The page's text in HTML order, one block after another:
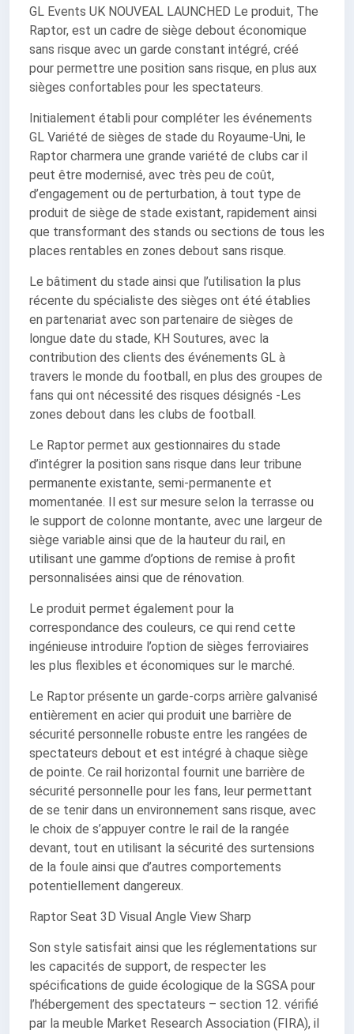
GL Events UK NOUVEAL LAUNCHED Le produit, The
Raptor, est un cadre de siège debout économique
sans risque avec un garde constant intégré, créé
pour permettre une position sans risque, en plus aux
sièges confortables pour les spectateurs.
Initialement établi pour compléter les événements
GL Variété de sièges de stade du Royaume-Uni, le
Raptor charmera une grande variété de clubs car il
peut être modernisé, avec très peu de coût,
d’engagement ou de perturbation, à tout type de
produit de siège de stade existant, rapidement ainsi
que transformant des stands ou sections de tous les
places rentables en zones debout sans risque.
Le bâtiment du stade ainsi que l’utilisation la plus
récente du spécialiste des sièges ont été établies
en partenariat avec son partenaire de sièges de
longue date du stade, KH Soutures, avec la
contribution des clients des événements GL à
travers le monde du football, en plus des groupes de
fans qui ont nécessité des risques désignés -Les
zones debout dans les clubs de football.
Le Raptor permet aux gestionnaires du stade
d’intégrer la position sans risque dans leur tribune
permanente existante, semi-permanente et
momentanée. Il est sur mesure selon la terrasse ou
le support de colonne montante, avec une largeur de
siège variable ainsi que de la hauteur du rail, en
utilisant une gamme d’options de remise à profit
personnalisées ainsi que de rénovation.
Le produit permet également pour la
correspondance des couleurs, ce qui rend cette
ingénieuse introduire l’option de sièges ferroviaires
les plus flexibles et économiques sur le marché.
Le Raptor présente un garde-corps arrière galvanisé
entièrement en acier qui produit une barrière de
sécurité personnelle robuste entre les rangées de
spectateurs debout et est intégré à chaque siège
de pointe. Ce rail horizontal fournit une barrière de
sécurité personnelle pour les fans, leur permettant
de se tenir dans un environnement sans risque, avec
le choix de s’appuyer contre le rail de la rangée
devant, tout en utilisant la sécurité des surtensions
de la foule ainsi que d’autres comportements
potentiellement dangereux.
Raptor Seat 3D Visual Angle View Sharp
Son style satisfait ainsi que les réglementations sur
les capacités de support, de respecter les
spécifications de guide écologique de la SGSA pour
l’hébergement des spectateurs – section 12. vérifié
par la meuble Market Research Association (FIRA), il